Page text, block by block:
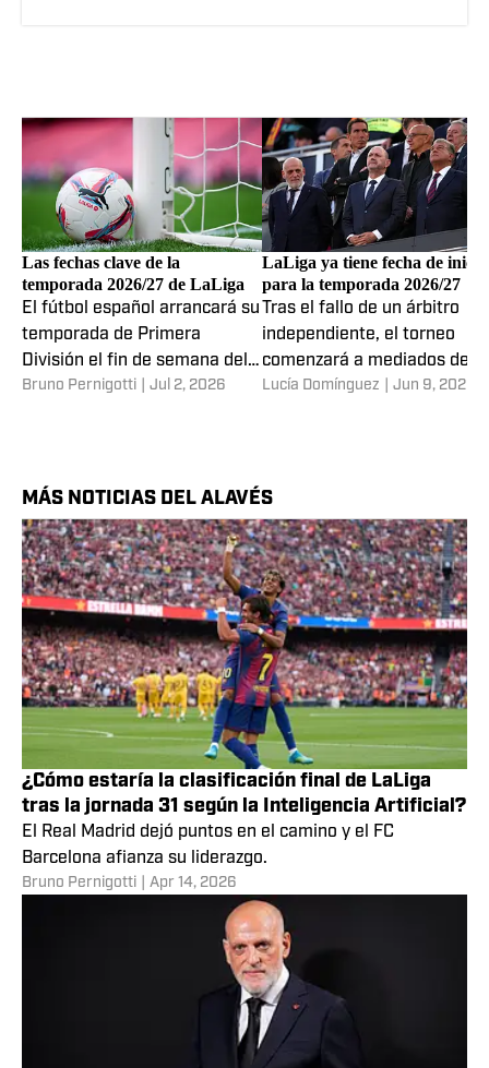
Las fechas clave de la
temporada 2026/27 de LaLiga
El fútbol español arrancará su
temporada de Primera
División el fin de semana del
16 de agosto.
Bruno Pernigotti Jul 2, 2026
LaLiga ya tiene fecha de inicio
para la temporada 2026/27
Tras el fallo de un árbitro
independiente, el torneo
comenzará a mediados de
agosto pese al reclamo del
Lucía Domínguez Jun 9, 2026
MÁS NOTICIAS DEL ALAVÉS
¿Cómo estaría la clasificación final de LaLiga
tras la jornada 31 según la Inteligencia Artificial?
El Real Madrid dejó puntos en el camino y el FC
Barcelona afianza su liderazgo.
Bruno Pernigotti Apr 14, 2026